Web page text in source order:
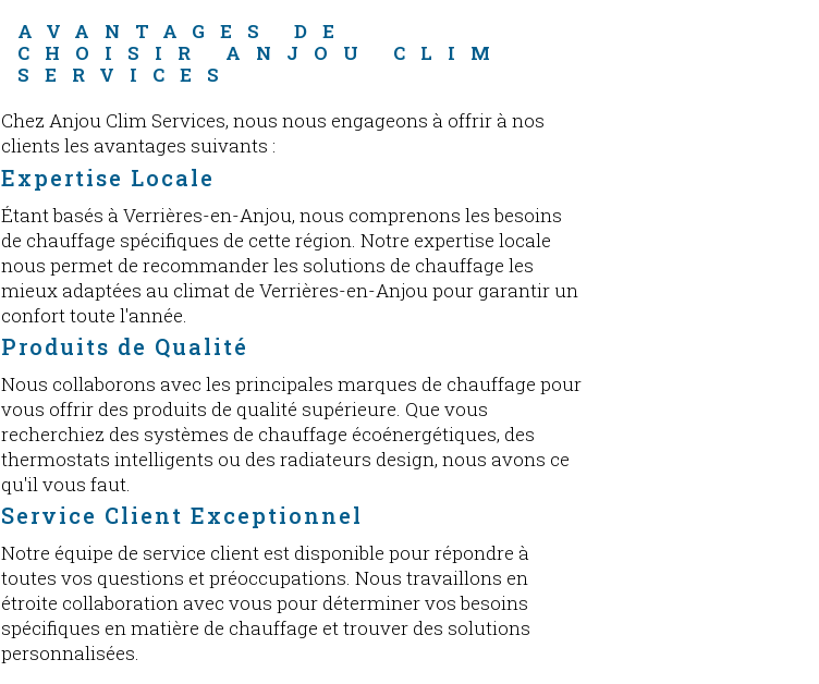
AVANTAGES DE
CHOISIR ANJOU CLIM
SERVICES
Chez Anjou Clim Services, nous nous engageons à offrir à nos
clients les avantages suivants :
Expertise Locale
Étant basés à Verrières-en-Anjou, nous comprenons les besoins
de chauffage spécifiques de cette région. Notre expertise locale
nous permet de recommander les solutions de chauffage les
mieux adaptées au climat de Verrières-en-Anjou pour garantir un
confort toute l'année.
Produits de Qualité
Nous collaborons avec les principales marques de chauffage pour
vous offrir des produits de qualité supérieure. Que vous
recherchiez des systèmes de chauffage écoénergétiques, des
thermostats intelligents ou des radiateurs design, nous avons ce
qu'il vous faut.
Service Client Exceptionnel
Notre équipe de service client est disponible pour répondre à
toutes vos questions et préoccupations. Nous travaillons en
étroite collaboration avec vous pour déterminer vos besoins
spécifiques en matière de chauffage et trouver des solutions
personnalisées.